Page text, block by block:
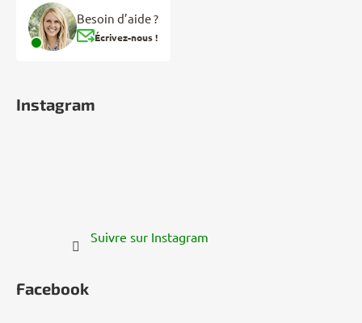
Besoin d’aide ?
Écrivez-nous !
Instagram
Suivre sur Instagram
Facebook